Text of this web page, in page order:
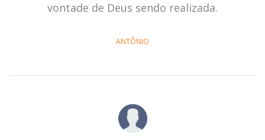
vontade de Deus sendo realizada.
ANTÔNIO